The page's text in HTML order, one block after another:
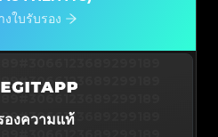
งใบรับรอง
#3066123689299189
#3066123689299189
#3066123689299189
องความแท้